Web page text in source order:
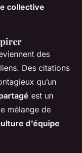
collective
des
Des citations
qu’un
est un
mélange de
d'équipe